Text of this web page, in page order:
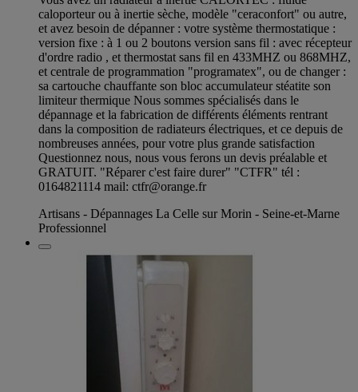
caloporteur ou à inertie sèche, modèle "ceraconfort" ou autre,
et avez besoin de dépanner : votre système thermostatique :
version fixe : à 1 ou 2 boutons version sans fil : avec récepteur
d'ordre radio , et thermostat sans fil en 433MHZ ou 868MHZ,
et centrale de programmation "programatex", ou de changer :
sa cartouche chauffante son bloc accumulateur stéatite son
limiteur thermique Nous sommes spécialisés dans le
dépannage et la fabrication de différents éléments rentrant
dans la composition de radiateurs électriques, et ce depuis de
nombreuses années, pour votre plus grande satisfaction
Questionnez nous, nous vous ferons un devis préalable et
GRATUIT. "Réparer c'est faire durer" "CTFR" tél :
0164821114 mail: ctfr@orange.fr
Artisans - Dépannages La Celle sur Morin - Seine-et-Marne
Professionnel